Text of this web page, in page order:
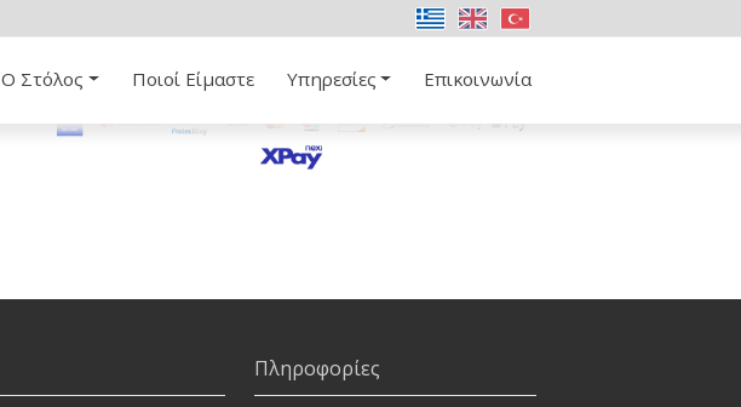
Ο Στόλος Ποιοί Είμαστε Υπηρεσίες Επικοινωνία
Πληροφορίες